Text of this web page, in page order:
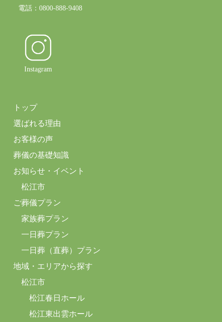
電話：0800-888-9408
Instagram
トップ
選ばれる理由
お客様の声
葬儀の基礎知識
お知らせ・イベント
松江市
ご葬儀プラン
家族葬プラン
一日葬プラン
一日葬（直葬）プラン
地域・エリアから探す
松江市
松江春日ホール
松江東出雲ホール